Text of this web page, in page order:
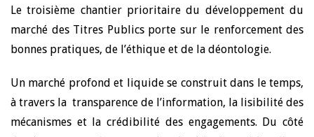
Le troisième chantier prioritaire du développement du
marché des Titres Publics porte sur le renforcement des
bonnes pratiques, de l’éthique et de la déontologie.
Un marché profond et liquide se construit dans le temps,
à travers la transparence de l’information, la lisibilité des
mécanismes et la crédibilité des engagements. Du côté